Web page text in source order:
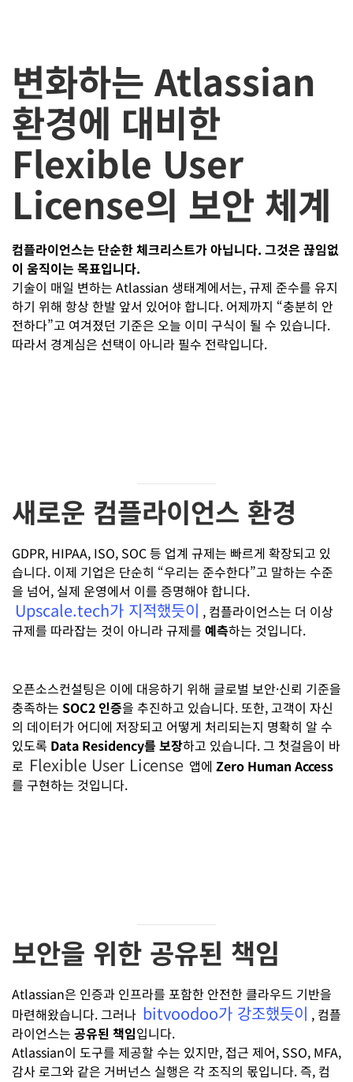
변화하는 Atlassian
환경에 대비한
Flexible User
License의 보안 체계
컴플라이언스는 단순한 체크리스트가 아닙니다. 그것은 끊임없
이 움직이는 목표입니다.
기술이 매일 변하는 Atlassian 생태계에서는, 규제 준수를 유지
하기 위해 항상 한발 앞서 있어야 합니다. 어제까지 “충분히 안
전하다”고 여겨졌던 기준은 오늘 이미 구식이 될 수 있습니다.
따라서 경계심은 선택이 아니라 필수 전략입니다.
새로운 컴플라이언스 환경
GDPR, HIPAA, ISO, SOC 등 업계 규제는 빠르게 확장되고 있
습니다. 이제 기업은 단순히 “우리는 준수한다”고 말하는 수준
을 넘어, 실제 운영에서 이를 증명해야 합니다.
Upscale.tech가 지적했듯이 , 컴플라이언스는 더 이상
규제를 따라잡는 것이 아니라 규제를 예측하는 것입니다.
오픈소스컨설팅은 이에 대응하기 위해 글로벌 보안·신뢰 기준을
충족하는 SOC2 인증을 추진하고 있습니다. 또한, 고객이 자신
의 데이터가 어디에 저장되고 어떻게 처리되는지 명확히 알 수
있도록 Data Residency를 보장하고 있습니다. 그 첫걸음이 바
로 Flexible User License 앱에Zero Human Access
를 구현하는 것입니다.
보안을 위한 공유된 책임
Atlassian은 인증과 인프라를 포함한 안전한 클라우드 기반을
마련해왔습니다. 그러나 bitvoodoo가 강조했듯이 , 컴플
라이언스는 공유된 책임입니다.
Atlassian이 도구를 제공할 수는 있지만, 접근 제어, SSO, MFA,
감사 로그와 같은 거버넌스 실행은 각 조직의 몫입니다. 즉, 컴